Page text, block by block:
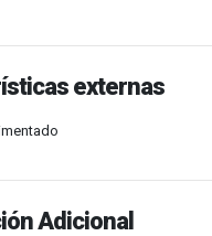
externas
Adicional